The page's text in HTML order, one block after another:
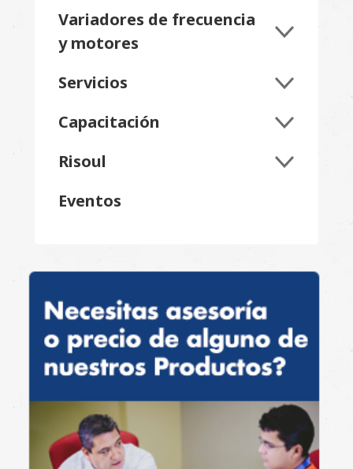
Variadores de frecuencia
y motores
Servicios
Capacitación
Risoul
Eventos